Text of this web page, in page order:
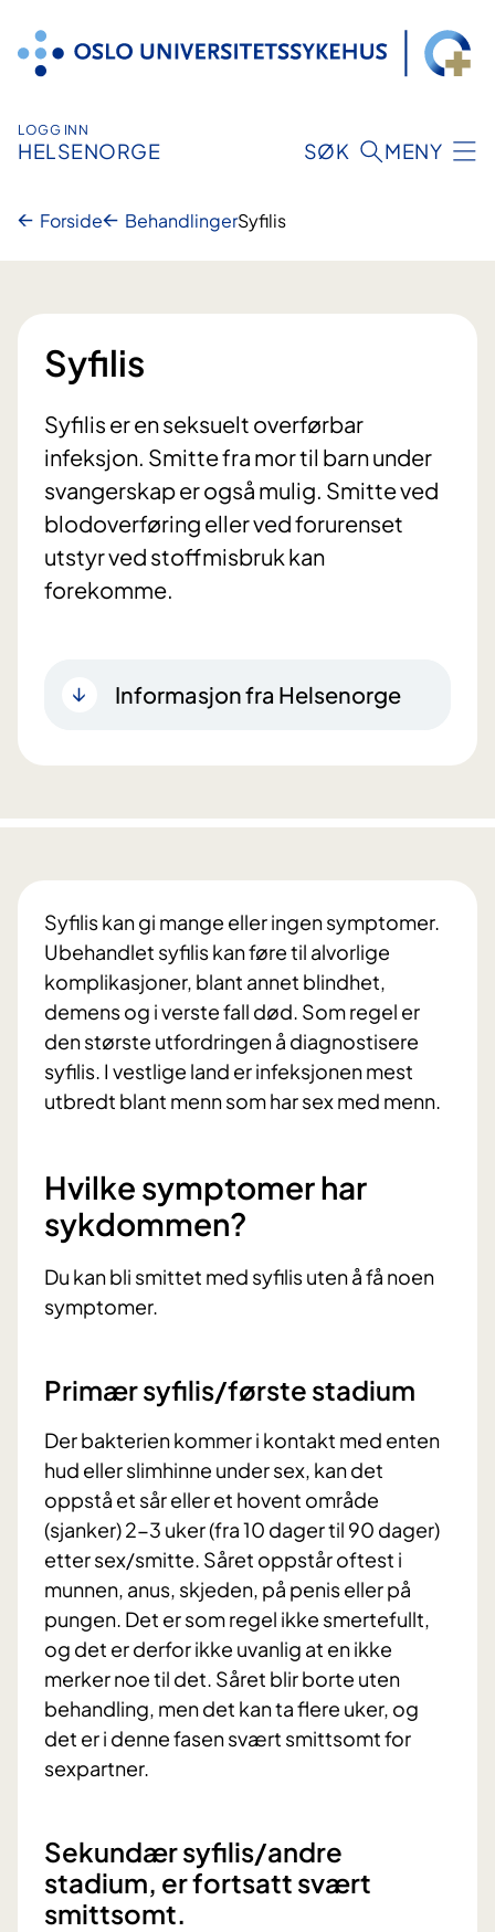
innhold
LOGG INN
HELSENORGE SØK MENY
Forside BehandlingerSyfilis
Syfilis
Syfilis er en seksuelt overførbar
infeksjon. Smitte fra mor til barn under
svangerskap er også mulig. Smitte ved
blodoverføring eller ved forurenset
utstyr ved stoffmisbruk kan
forekomme.
Informasjon fra Helsenorge
Syfilis kan gi mange eller ingen symptomer.
Ubehandlet syfilis kan føre til alvorlige
komplikasjoner, blant annet blindhet,
demens og i verste fall død. Som regel er
den største utfordringen å diagnostisere
syfilis. I vestlige land er infeksjonen mest
utbredt blant menn som har sex med menn.
Hvilke symptomer har
sykdommen?
Du kan bli smittet med syfilis uten å få noen
symptomer.
Primær syfilis/første stadium
Der bakterien kommer i kontakt med enten
hud eller slimhinne under sex, kan det
oppstå et sår eller et hovent område
(sjanker) 2-3 uker (fra 10 dager til 90 dager)
etter sex/smitte. Såret oppstår oftest i
munnen, anus, skjeden, på penis eller på
pungen. Det er som regel ikke smertefullt,
og det er derfor ikke uvanlig at en ikke
merker noe til det. Såret blir borte uten
behandling, men det kan ta flere uker, og
det er i denne fasen svært smittsomt for
sexpartner.
Sekundær syfilis/andre
stadium, er fortsatt svært
smittsomt.